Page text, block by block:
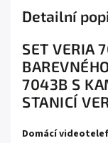
Detailní
SET VERIA
7043B S
STANICÍ
Domácí